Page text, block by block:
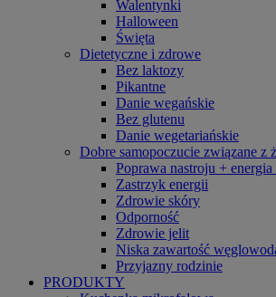
Walentynki
Halloween
Święta
Dietetyczne i zdrowe
Bez laktozy
Pikantne
Danie wegańskie
Bez glutenu
Danie wegetariańskie
Dobre samopoczucie związane z
Poprawa nastroju + energia
Zastrzyk energii
Zdrowie skóry
Odporność
Zdrowie jelit
Niska zawartość
Przyjazny rodzinie
PRODUKTY